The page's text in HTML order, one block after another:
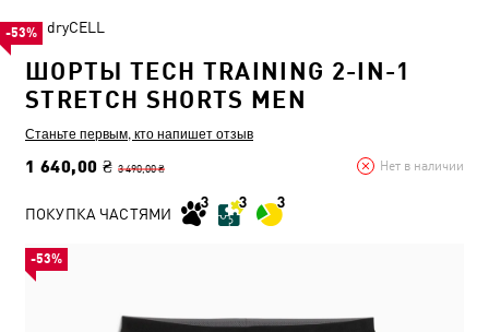
dryCELL
ШОРТЫ TECH TRAINING 2-IN-1
STRETCH SHORTS MEN
Станьте первым, кто напишет отзыв
1 640,00 ₴ 3 490,00 ₴ Нет в наличии
-53%
ПОКУПКА ЧАСТЯМИ
-53%